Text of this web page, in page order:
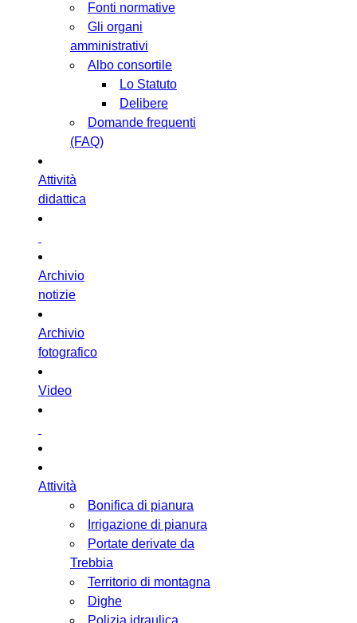
Fonti normative
Gli organi
amministrativi
Albo consortile
Lo Statuto
Delibere
Domande frequenti
(FAQ)
Attività
didattica
Archivio
notizie
Archivio
fotografico
Video
Attività
Bonifica di pianura
Irrigazione di pianura
Portate derivate da
Trebbia
Territorio di montagna
Dighe
Polizia idraulica